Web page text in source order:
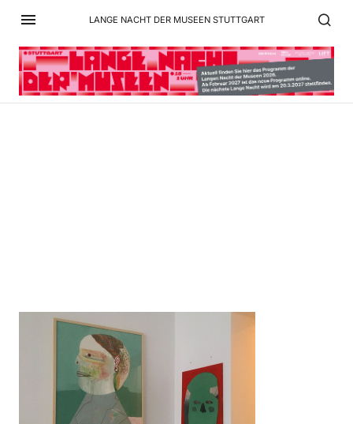
LANGE NACHT DER MUSEEN STUTTGART